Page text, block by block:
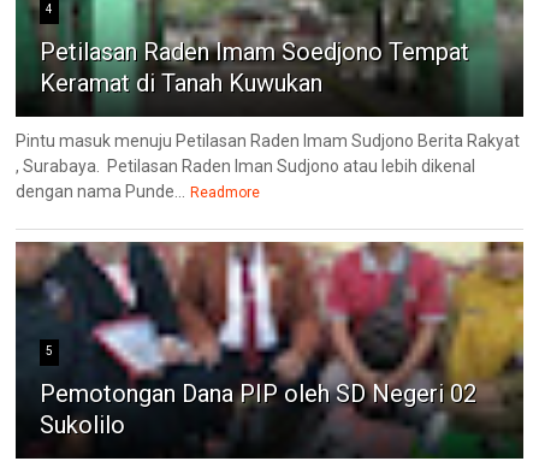
4
Petilasan Raden Imam Soedjono Tempat
Keramat di Tanah Kuwukan
Pintu masuk menuju Petilasan Raden Imam Sudjono Berita Rakyat
, Surabaya. Petilasan Raden Iman Sudjono atau lebih dikenal
dengan nama Punde...
Readmore
5
Pemotongan Dana PIP oleh SD Negeri 02
Sukolilo